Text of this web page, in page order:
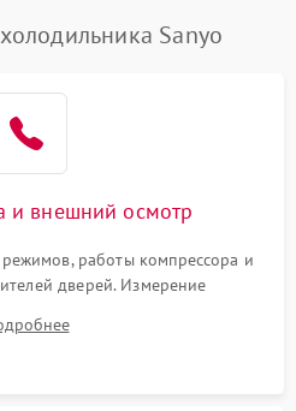
Sanyo
и внешний осмотр
работы компрессора и
дверей. Измерение
проверка термостата и
с электронного дисплея.